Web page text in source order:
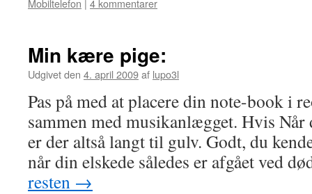
Mobiltelefon | 4 kommentarer
Min kære pige:
Udgivet den 4. april 2009af lupo3l
Pas på med at placere din note-book i
sammen med musikanlægget. Hvis
er der altså langt til gulv. Godt, du
når din elskede således er afgået ved
resten →